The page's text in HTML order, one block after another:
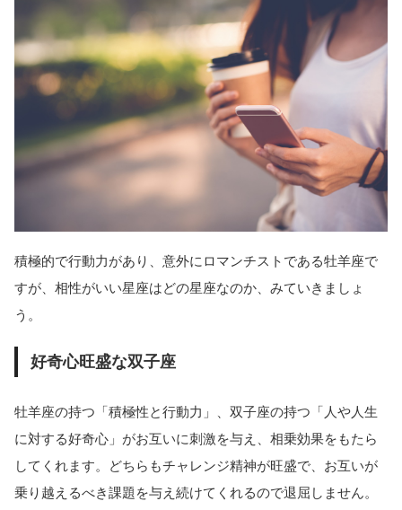
積極的で行動力があり、意外にロマンチストである牡羊座で
すが、相性がいい星座はどの星座なのか、みていきましょ
う。
好奇心旺盛な双子座
牡羊座の持つ「積極性と行動力」、双子座の持つ「人や人生
に対する好奇心」がお互いに刺激を与え、相乗効果をもたら
してくれます。どちらもチャレンジ精神が旺盛で、お互いが
乗り越えるべき課題を与え続けてくれるので退屈しません。